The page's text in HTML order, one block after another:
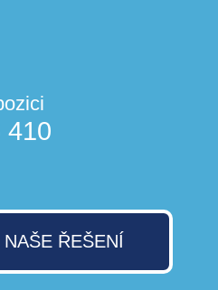
410
ŘEŠENÍ